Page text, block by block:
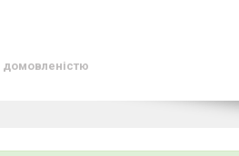
домовленістю